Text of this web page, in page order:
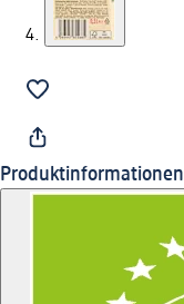
Produktinformationen